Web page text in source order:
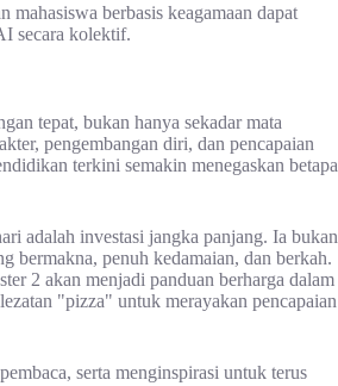
mahasiswa berbasis keagamaan dapat
secara kolektif.
tepat, bukan hanya sekadar mata
pengembangan diri, dan pencapaian
terkini semakin menegaskan betapa
adalah investasi jangka panjang. Ia bukan
bermakna, penuh kedamaian, dan berkah.
2 akan menjadi panduan berharga dalam
"pizza" untuk merayakan pencapaian
serta menginspirasi untuk terus